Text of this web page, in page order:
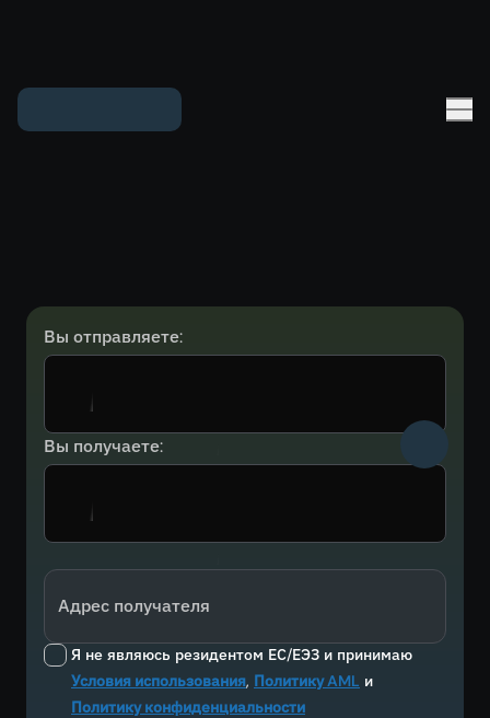
Вы отправляете:
Вы получаете:
Адрес получателя
Я не являюсь резидентом ЕС/ЕЭЗ и принимаю
Условия использования, Политику AML и
Политику конфиденциальности